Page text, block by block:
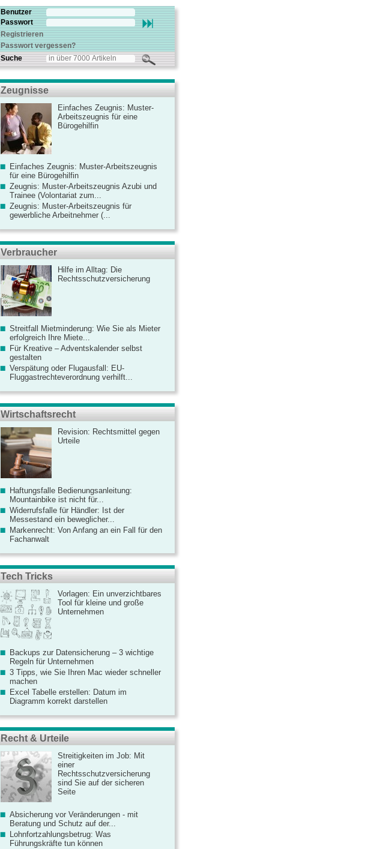
Benutzer
Passwort
Registrieren
Passwort vergessen?
Suche
Zeugnisse
Einfaches Zeugnis: Muster-
Arbeitszeugnis für eine
Bürogehilfin
Einfaches Zeugnis: Muster-Arbeitszeugnis
für eine Bürogehilfin
Zeugnis: Muster-Arbeitszeugnis Azubi und
Trainee (Volontariat zum...
Zeugnis: Muster-Arbeitszeugnis für
gewerbliche Arbeitnehmer (...
Verbraucher
Hilfe im Alltag: Die
Rechtsschutzversicherung
Streitfall Mietminderung: Wie Sie als Mieter
erfolgreich Ihre Miete...
Für Kreative – Adventskalender selbst
gestalten
Verspätung oder Flugausfall: EU-
Fluggastrechteverordnung verhilft...
Wirtschaftsrecht
Revision: Rechtsmittel gegen
Urteile
Haftungsfalle Bedienungsanleitung:
Mountainbike ist nicht für...
Widerrufsfalle für Händler: Ist der
Messestand ein beweglicher...
Markenrecht: Von Anfang an ein Fall für den
Fachanwalt
Tech Tricks
Vorlagen: Ein unverzichtbares
Tool für kleine und große
Unternehmen
Backups zur Datensicherung – 3 wichtige
Regeln für Unternehmen
3 Tipps, wie Sie Ihren Mac wieder schneller
machen
Excel Tabelle erstellen: Datum im
Diagramm korrekt darstellen
Recht & Urteile
Streitigkeiten im Job: Mit
einer
Rechtsschutzversicherung
sind Sie auf der sicheren
Seite
Absicherung vor Veränderungen - mit
Beratung und Schutz auf der...
Lohnfortzahlungsbetrug: Was
Führungskräfte tun können